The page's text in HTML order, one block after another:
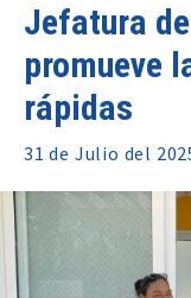
Jefatura
promueve
rápidas
31 de Julio del